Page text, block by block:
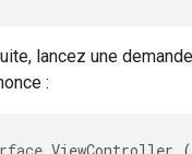
lancez une
: